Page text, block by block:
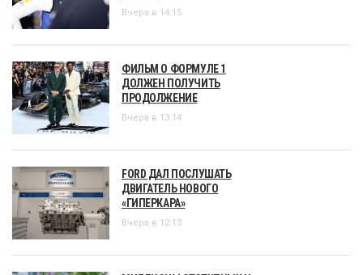
Вчера в 14:15
ФИЛЬМ О ФОРМУЛЕ 1
ДОЛЖЕН ПОЛУЧИТЬ
ПРОДОЛЖЕНИЕ
Вчера в 13:14
FORD ДАЛ ПОСЛУШАТЬ
ДВИГАТЕЛЬ НОВОГО
«ГИПЕРКАРА»
Вчера в 12:13